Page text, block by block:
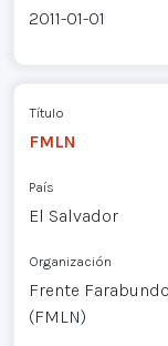
2011-01-01
Título
FMLN
País
El Salvador
Organización
Frente
(FMLN)